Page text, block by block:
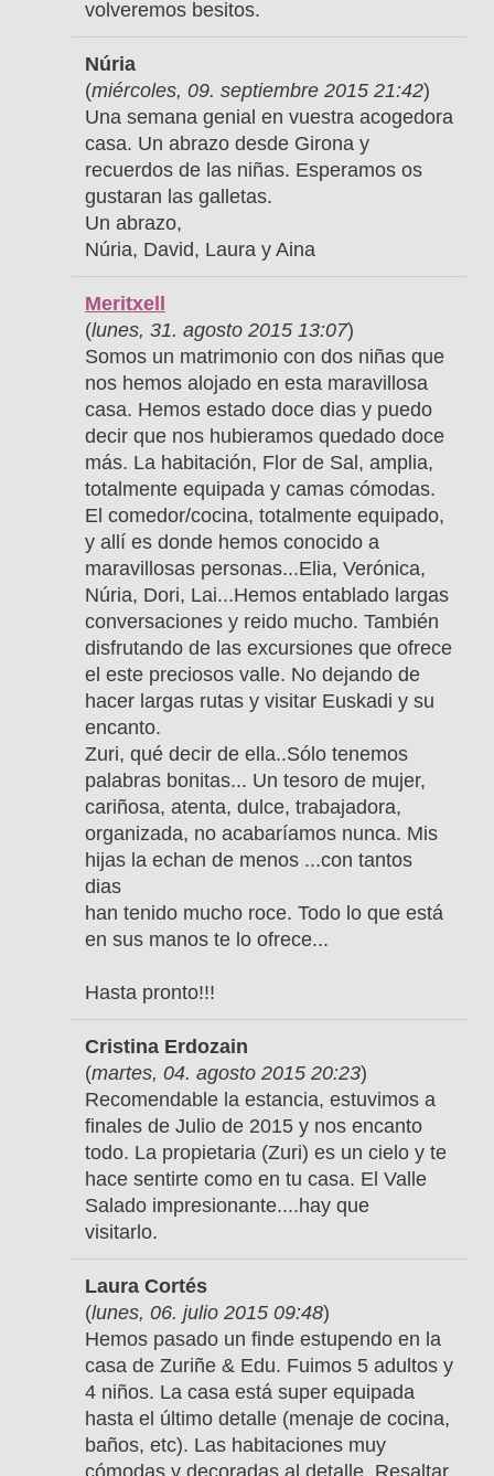
volveremos besitos.
Núria
(miércoles, 09. septiembre 2015 21:42)
Una semana genial en vuestra acogedora
casa. Un abrazo desde Girona y
recuerdos de las niñas. Esperamos os
gustaran las galletas.
Un abrazo,
Núria, David, Laura y Aina
Meritxell
(lunes, 31. agosto 2015 13:07)
Somos un matrimonio con dos niñas que
nos hemos alojado en esta maravillosa
casa. Hemos estado doce dias y puedo
decir que nos hubieramos quedado doce
más. La habitación, Flor de Sal, amplia,
totalmente equipada y camas cómodas.
El comedor/cocina, totalmente equipado,
y allí es donde hemos conocido a
maravillosas personas...Elia, Verónica,
Núria, Dori, Lai...Hemos entablado largas
conversaciones y reido mucho. También
disfrutando de las excursiones que ofrece
el este preciosos valle. No dejando de
hacer largas rutas y visitar Euskadi y su
encanto.
Zuri, qué decir de ella..Sólo tenemos
palabras bonitas... Un tesoro de mujer,
cariñosa, atenta, dulce, trabajadora,
organizada, no acabaríamos nunca. Mis
hijas la echan de menos ...con tantos
dias
han tenido mucho roce. Todo lo que está
en sus manos te lo ofrece...
Hasta pronto!!!
Cristina Erdozain
(martes, 04. agosto 2015 20:23)
Recomendable la estancia, estuvimos a
finales de Julio de 2015 y nos encanto
todo. La propietaria (Zuri) es un cielo y te
hace sentirte como en tu casa. El Valle
Salado impresionante....hay que
visitarlo.
Laura Cortés
(lunes, 06. julio 2015 09:48)
Hemos pasado un finde estupendo en la
casa de Zuriñe & Edu. Fuimos 5 adultos y
4 niños. La casa está super equipada
hasta el último detalle (menaje de cocina,
baños, etc). Las habitaciones muy